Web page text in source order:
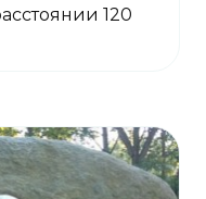
120